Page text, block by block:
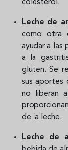
colesterol.
Leche de
como otra
ayudar a las
a la
gluten. Se
sus aportes
no liberan
de la leche.
Leche de